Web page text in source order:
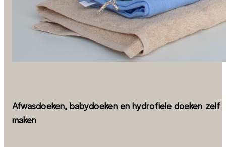
Afwasdoeken, babydoeken en hydrofiele doeken zelf
maken